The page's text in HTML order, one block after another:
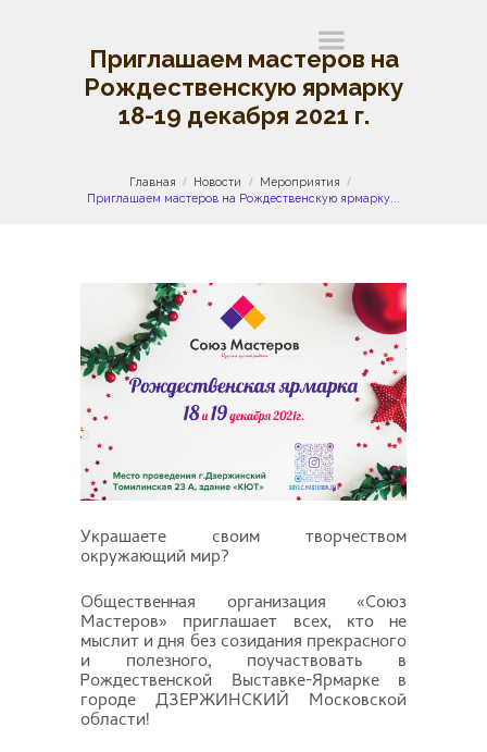
Приглашаем мастеров на
Рождественскую ярмарку
18-19 декабря 2021 г.
Главная Новости
Мероприятия
Приглашаем мастеров на Рождественскую ярмарку...
Украшаете своим творчеством
окружающий мир?
Общественная организация «Союз
Мастеров» приглашает всех, кто не
мыслит и дня без созидания прекрасного
и полезного, поучаствовать в
Рождественской Выставке-Ярмарке в
городе ДЗЕРЖИНСКИЙ Московской
области!